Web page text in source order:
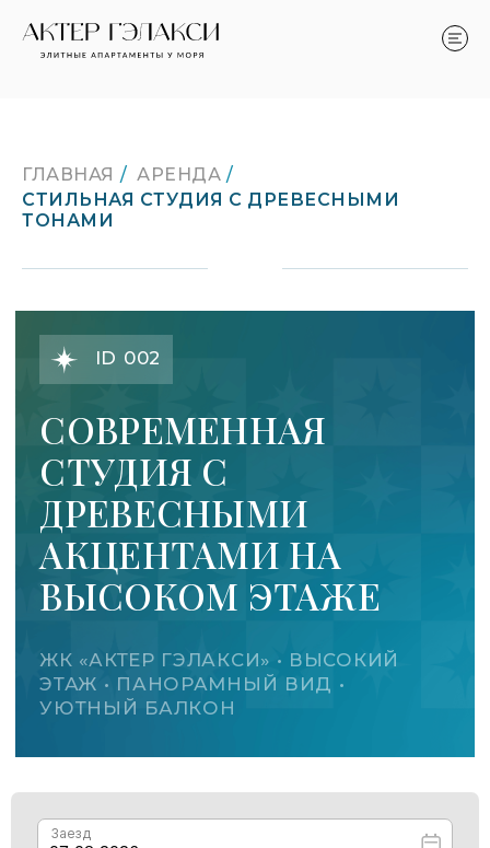
ГЛАВНАЯ / АРЕНДА /
СТИЛЬНАЯ СТУДИЯ С ДРЕВЕСНЫМИ
ТОНАМИ
СОВРЕМЕННАЯ
СТУДИЯ С
ДРЕВЕСНЫМИ
АКЦЕНТАМИ НА
ВЫСОКОМ ЭТАЖЕ
ЖК «АКТЕР ГЭЛАКСИ» • ВЫСОКИЙ
ЭТАЖ • ПАНОРАМНЫЙ ВИД •
УЮТНЫЙ БАЛКОН